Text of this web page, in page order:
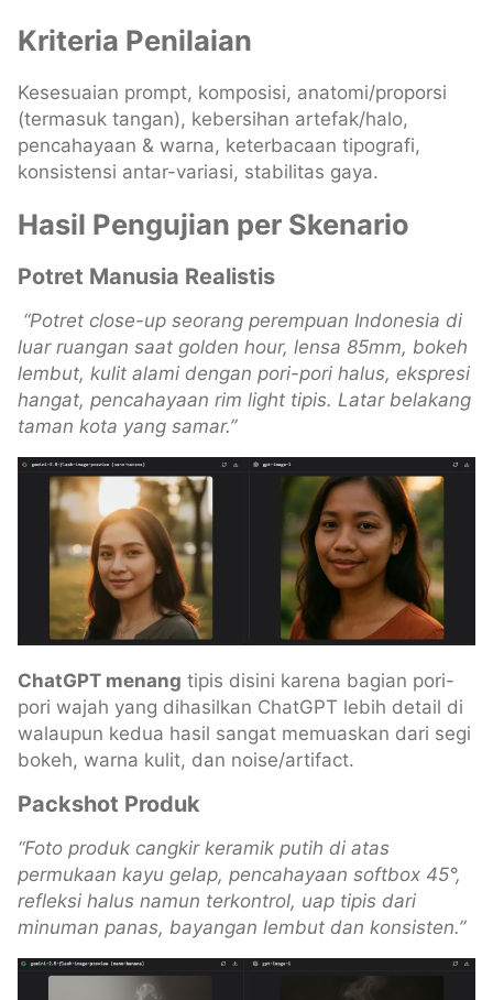
Kriteria Penilaian
Kesesuaian prompt, komposisi, anatomi/proporsi
(termasuk tangan), kebersihan artefak/halo,
pencahayaan & warna, keterbacaan tipografi,
konsistensi antar-variasi, stabilitas gaya.
Hasil Pengujian per Skenario
Potret Manusia Realistis
“Potret close-up seorang perempuan Indonesia di
luar ruangan saat golden hour, lensa 85mm, bokeh
lembut, kulit alami dengan pori-pori halus, ekspresi
hangat, pencahayaan rim light tipis. Latar belakang
taman kota yang samar.”
ChatGPT menang tipis disini karena bagian pori-
pori wajah yang dihasilkan ChatGPT lebih detail di
walaupun kedua hasil sangat memuaskan dari segi
bokeh, warna kulit, dan noise/artifact.
Packshot Produk
“Foto produk cangkir keramik putih di atas
permukaan kayu gelap, pencahayaan softbox 45°,
refleksi halus namun terkontrol, uap tipis dari
minuman panas, bayangan lembut dan konsisten.”